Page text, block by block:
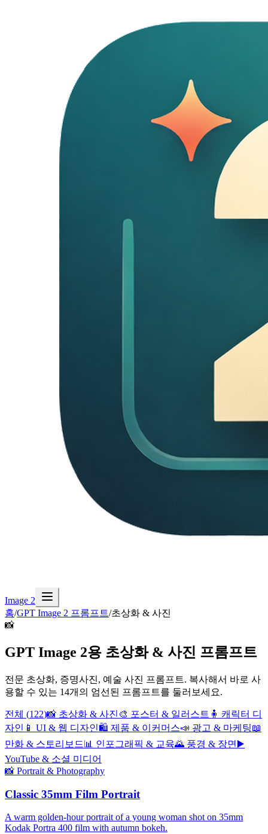
Image 2
홈/GPT Image 2 프롬프트/초상화 & 사진
📸
GPT Image 2용 초상화 & 사진 프롬프트
전문 초상화, 증명사진, 예술 사진 프롬프트. 복사해서 바로 사
용할 수 있는 14개의 엄선된 프롬프트를 둘러보세요.
전체 (122)📸 초상화 & 사진 🎨 포스터 & 일러스트 🧍 캐릭터 디
자인 📱 UI & 웹 디자인🛍️ 제품 & 이커머스📣 광고 & 마케팅📖
만화 & 스토리보드📊 인포그래픽 & 교육🌄 풍경 & 장면 ▶️
YouTube & 소셜 미디어
📸 Portrait & Photography
Classic 35mm Film Portrait
A warm golden-hour portrait of a young woman shot on 35mm
Kodak Portra 400 film with autumn bokeh.